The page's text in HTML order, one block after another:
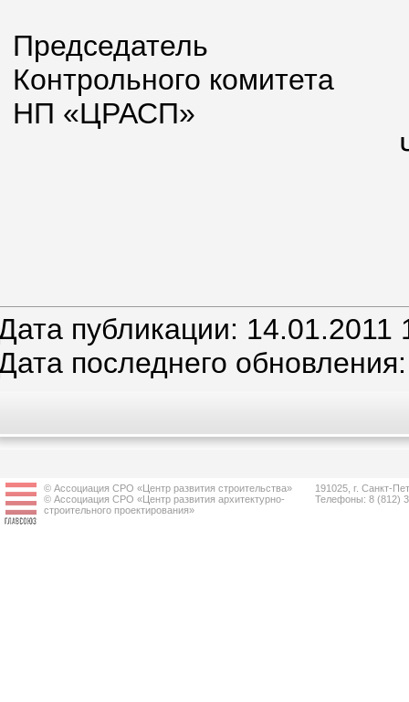
Председатель
Контрольного комитета
НП
публикации: 14.01.2011
последнего
© Ассоциация СРО «Центр развития строительства»
© Ассоциация СРО «Центр развития архитектурно-
строительного проектирования»
191025, г. Санкт-
Телефоны: 8 (812)